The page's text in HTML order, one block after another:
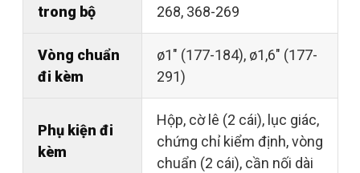
trong bộ
268, 368-269
Vòng chuẩn
đi kèm
ø1" (177-184), ø1,6" (177-
291)
Phụ kiện đi
kèm
Hộp, cờ lê (2 cái), lục giác,
chứng chỉ kiểm định, vòng
chuẩn (2 cái), cần nối dài